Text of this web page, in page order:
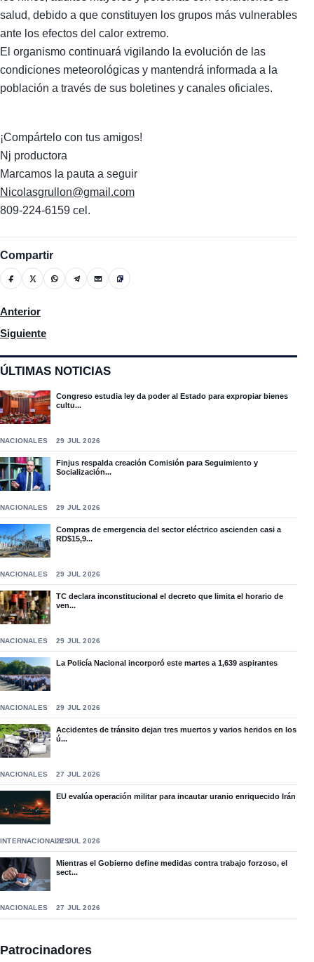
ÚLTIMAS NOTICIAS
Congreso estudia ley da poder al Estado para expropiar bienes
cultu...
NACIONALES 29 JUL 2026
Finjus respalda creación Comisión para Seguimiento y
Socialización...
NACIONALES 29 JUL 2026
Compras de emergencia del sector eléctrico ascienden casi a
RD$15,9...
NACIONALES 29 JUL 2026
TC declara inconstitucional el decreto que limita el horario de
ven...
NACIONALES 29 JUL 2026
La Policía Nacional incorporó este martes a 1,639 aspirantes
NACIONALES 29 JUL 2026
Accidentes de tránsito dejan tres muertos y varios heridos en los
ú...
NACIONALES 27 JUL 2026
EU evalúa operación militar para incautar uranio enriquecido Irán
INTERNACIONALES27 JUL 2026
Mientras el Gobierno define medidas contra trabajo forzoso, el
sect...
NACIONALES 27 JUL 2026
salud, debido a que constituyen los grupos más vulnerables
ante los efectos del calor extremo.
El organismo continuará vigilando la evolución de las
condiciones meteorológicas y mantendrá informada a la
población a través de sus boletines y canales oficiales.
¡Compártelo con tus amigos!
Nj productora
Marcamos la pauta a seguir
Nicolasgrullon@gmail.com
809-224-6159 cel.
Compartir
Artículo anterior: 146 personas murieron electrocutadas
Anterior
Artículo siguiente: Salud Pública reporta reducción de casos
Siguiente
Patrocinadores